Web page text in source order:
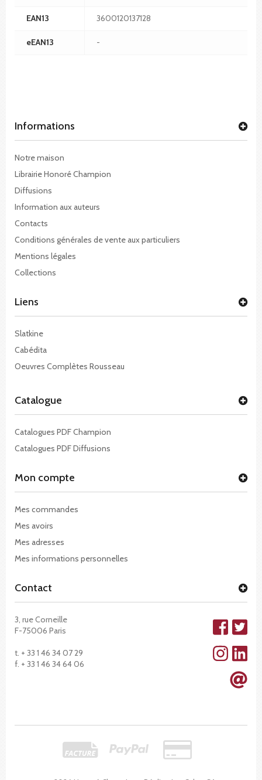
EAN13 3600120137128
eEAN13 -
Informations
Notre maison
Librairie Honoré Champion
Diffusions
Information aux auteurs
Contacts
Conditions générales de vente aux particuliers
Mentions légales
Collections
Liens
Slatkine
Cabédita
Oeuvres Complètes Rousseau
Catalogue
Catalogues PDF Champion
Catalogues PDF Diffusions
Mon compte
Mes commandes
Mes avoirs
Mes adresses
Mes informations personnelles
Contact
3, rue Corneille
F-75006 Paris
t. + 33 1 46 34 07 29
f. + 33 1 46 34 64 06